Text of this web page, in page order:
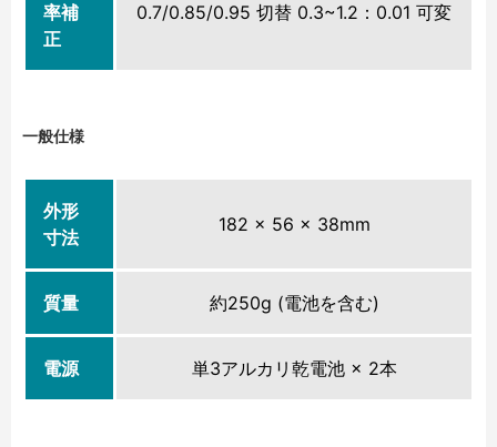
率補
正
0.7/0.85/0.95 切替 0.3~1.2：0.01 可変
一般仕様
外形
寸法
182 × 56 × 38mm
質量 約250g (電池を含む)
電源 単3アルカリ乾電池 × 2本